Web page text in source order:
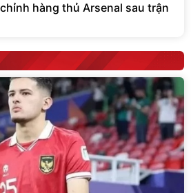
hàng thủ Arsenal sau trận